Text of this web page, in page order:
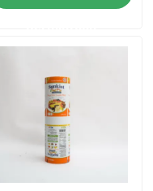
peliharaan